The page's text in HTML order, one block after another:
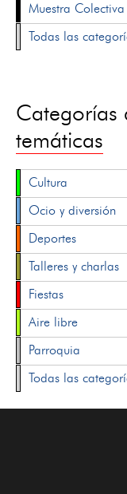
Muestra Colectiva
Todas las
Categorías
temáticas
Cultura
Ocio y diversión
Deportes
Talleres y charlas
Fiestas
Aire libre
Parroquia
Todas las